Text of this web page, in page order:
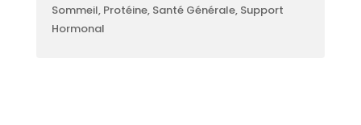
Sommeil, Protéine, Santé Générale, Support
Hormonal